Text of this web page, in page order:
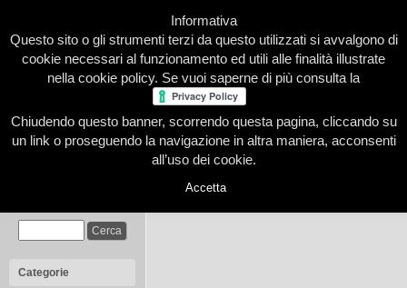
Home Presentazione Redazione Le nostre firme
Categorie
You are browsing the Blog
Informativa
Questo sito o gli strumenti terzi da questo utilizzati si avvalgono di
cookie necessari al funzionamento ed utili alle finalità illustrate
nella cookie policy. Se vuoi saperne di più consulta la
Chiudendo questo banner, scorrendo questa pagina, cliccando su
un link o proseguendo la navigazione in altra maniera, acconsenti
all’uso dei cookie.
Accetta